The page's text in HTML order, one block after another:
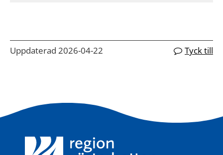
Uppdaterad 2026-04-22 Tyck till